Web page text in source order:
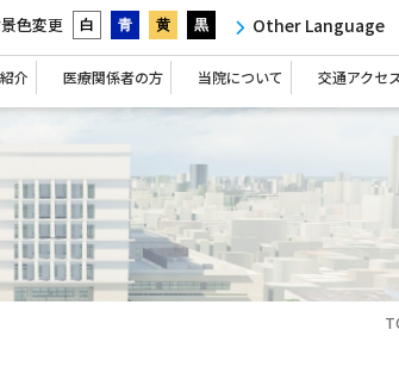
色変更 白 青 黄 黒 Other Language
介 医療関係者の方 当院について 交通アクセス